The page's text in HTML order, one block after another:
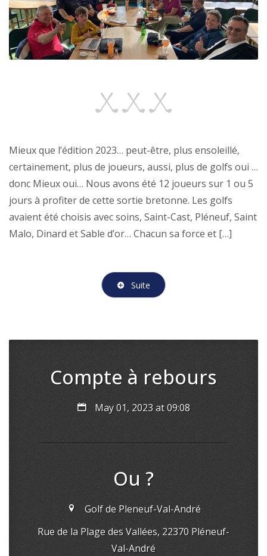
Mieux que l’édition 2023… peut-être, plus ensoleillé,
certainement, plus de joueurs, aussi, plus de golfs oui …
donc Mieux oui… Nous avons été 12 joueurs sur 1 ou 5
jours à profiter de cette sortie bretonne. Les golfs
avaient été choisis avec soins, Saint-Cast, Pléneuf, Saint
Malo, Dinard et Sable d’or… Chacun sa force et […]
Suite
Compte à rebours
May 01, 2023 at 09:08
Ou ?
Golf de Pleneuf-Val-André
Rue de la Plage des Vallées, 22370 Pléneuf-
Val-André